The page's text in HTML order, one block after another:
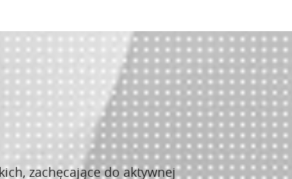
zachęcające do aktywnej